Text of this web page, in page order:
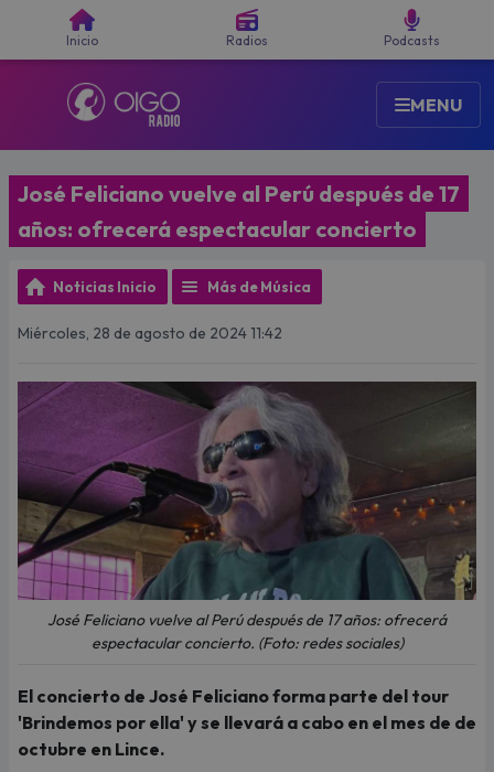
Inicio Radios Podcasts
MENU
José Feliciano vuelve al Perú después de 17
años: ofrecerá espectacular concierto
Noticias Inicio Más de Música
Miércoles, 28 de agosto de 2024 11:42
José Feliciano vuelve al Perú después de 17 años: ofrecerá
espectacular concierto. (Foto: redes sociales)
El concierto de José Feliciano forma parte del tour
'Brindemos por ella' y se llevará a cabo en el mes de de
octubre en Lince.